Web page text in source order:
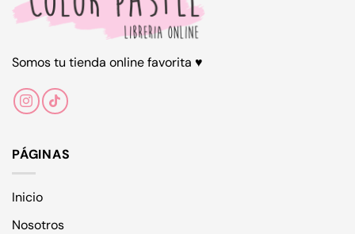
pueden
elegir
la
Somos tu tienda online favorita ♥
PÁGINAS
Inicio
Nosotros